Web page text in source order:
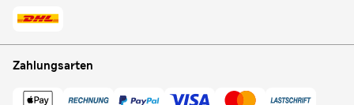
Zahlungsarten